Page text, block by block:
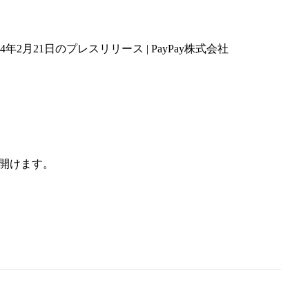
年2月21日のプレスリリース | PayPay株式会社
けます。